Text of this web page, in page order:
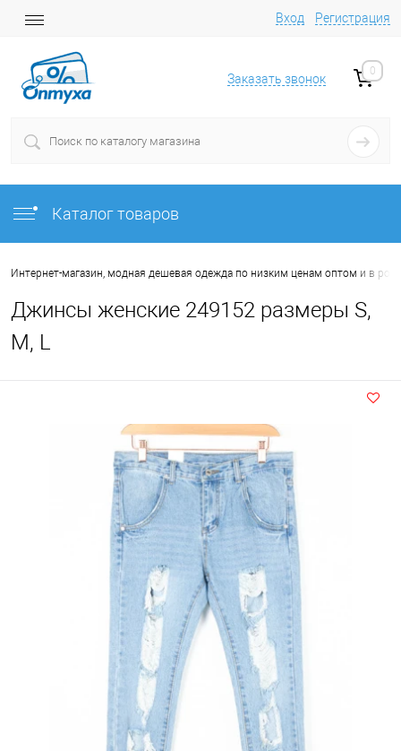
Вход Регистрация
Заказать звонок
0
Каталог товаров
Интернет-магазин, модная дешевая одежда по низким ценам оптом и в
Джинсы женские 249152 размеры S,
M, L